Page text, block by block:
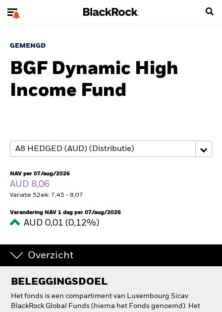
GEMENGD
BGF Dynamic High
Income Fund
NAV per 07/aug/2026
AUD 8,06
Variatie 52wk: 7,45 - 8,07
Verandering NAV 1 dag per 07/aug/2026
AUD 0,01 (0,12%)
Overzicht
BELEGGINGSDOEL
Het fonds is een compartiment van Luxembourg Sicav
BlackRock Global Funds (hierna het Fonds genoemd). Het